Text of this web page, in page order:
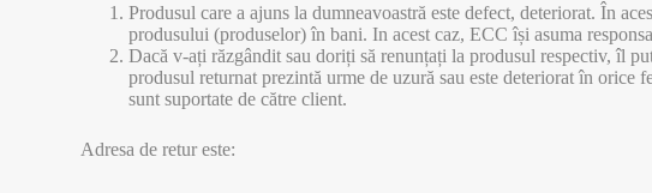
Produsul care a ajuns la dumneavoastră este defect, deteriorat. În
produsului (produselor) în bani. In acest caz, ECC își asuma
Dacă v-ați răzgândit sau doriți să renunțați la produsul respectiv, îl
produsul returnat prezintă urme de uzură sau este deteriorat în
sunt suportate de către client.
Adresa de retur este: